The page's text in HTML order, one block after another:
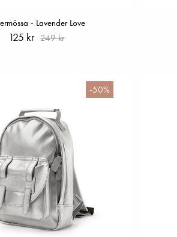
- Lavender Love
125 kr 249 kr
-50%